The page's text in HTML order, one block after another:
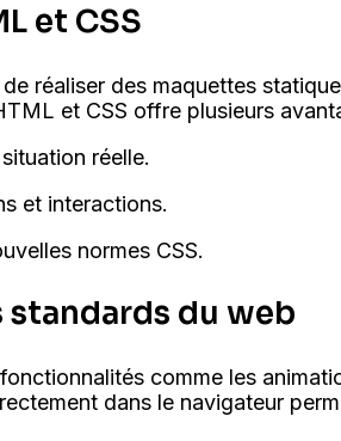
et CSS
réaliser des maquettes
et CSS offre plusieurs
réelle.
et interactions.
normes CSS.
du web
comme les
dans le navigateur